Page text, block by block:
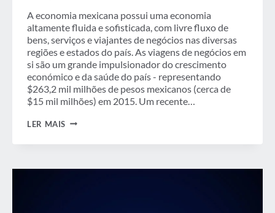
A economia mexicana possui uma economia
altamente fluida e sofisticada, com livre fluxo de
bens, serviços e viajantes de negócios nas diversas
regiões e estados do país. As viagens de negócios em
si são um grande impulsionador do crescimento
económico e da saúde do país - representando
$263,2 mil milhões de pesos mexicanos (cerca de
$15 mil milhões) em 2015. Um recente…
LER MAIS A
DE